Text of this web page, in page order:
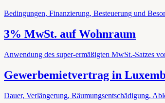
Bedingungen, Finanzierung, Besteuerung und
3% MwSt. auf Wohnraum
Anwendung des super-ermäßigten MwSt.-Satzes
Gewerbemietvertrag in
Dauer, Verlängerung, Räumungsentschädigung,